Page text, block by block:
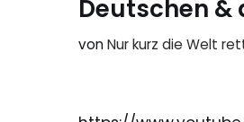
Deutschen &
vonNur kurz die Welt